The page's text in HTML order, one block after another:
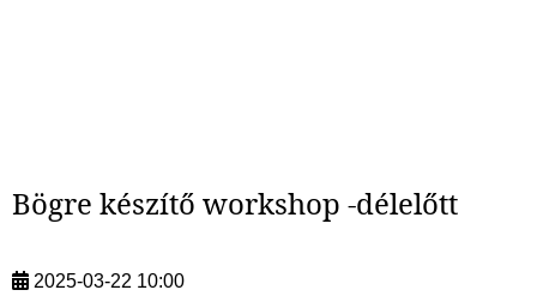
Bögre készítő workshop -délelőtt
2025-03-22 10:00